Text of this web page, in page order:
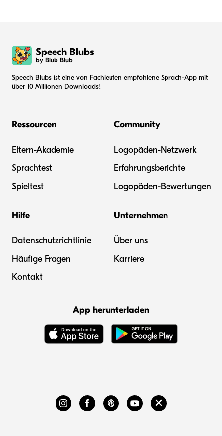
Speech Blubs
by Blub Blub
Speech Blubs ist eine von Fachleuten empfohlene Sprach-App mit
über 10 Millionen Downloads!
Ressourcen
Eltern-Akademie
Sprachtest
Spieltest
Community
Logopäden-Netzwerk
Erfahrungsberichte
Logopäden-Bewertungen
Hilfe
Datenschutzrichtlinie
Häufige Fragen
Kontakt
Unternehmen
Über uns
Karriere
App herunterladen